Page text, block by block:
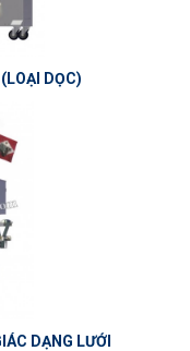
DỌC)
DẠNG LƯỚI